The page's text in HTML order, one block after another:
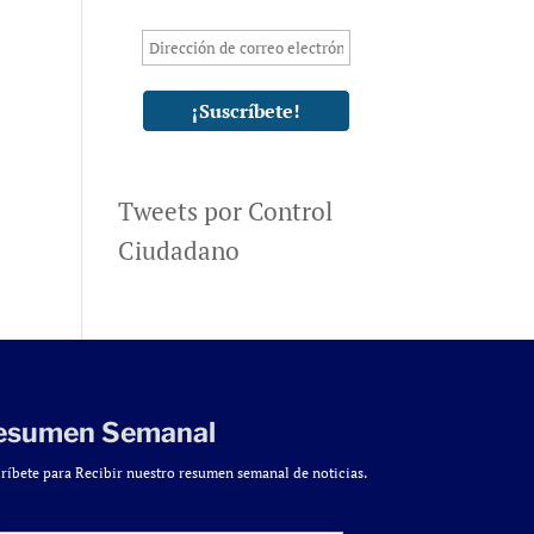
Tweets por Control
Ciudadano
Semanal
para Recibir nuestro resumen semanal de noticias.